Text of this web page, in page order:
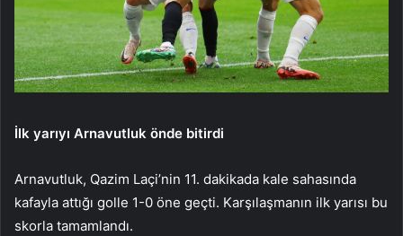
İlk yarıyı Arnavutluk önde bitirdi
Arnavutluk, Qazim Laçi’nin 11. dakikada kale sahasında
kafayla attığı golle 1-0 öne geçti. Karşılaşmanın ilk yarısı bu
skorla tamamlandı.